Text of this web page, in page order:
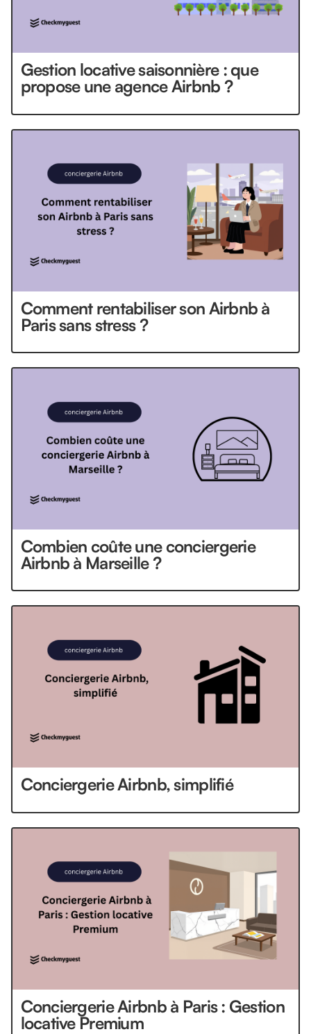
Gestion locative saisonnière : que
propose une agence Airbnb ?
Comment rentabiliser son Airbnb à
Paris sans stress ?
Combien coûte une conciergerie
Airbnb à Marseille ?
Conciergerie Airbnb, simplifié
Conciergerie Airbnb à Paris : Gestion
locative Premium